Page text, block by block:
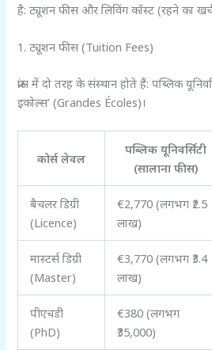
है: ट्यूशन फीस और लिविंग कॉस्ट (रहने का
1. ट्यूशन फीस (Tuition Fees)
फ्रांस में दो तरह के संस्थान होते हैं: पब्लिक
इकोल्स’ (Grandes Écoles)।
कोर्स लेवल
पब्लिक यूनिवर्सिटी
(सालाना फीस)
बैचलर डिग्री
(Licence)
€2,770 (लगभग ₹2.5
लाख)
मास्टर्स डिग्री
(Master)
€3,770 (लगभग ₹3.4
लाख)
पीएचडी
(PhD)
€380 (लगभग
₹35,000)